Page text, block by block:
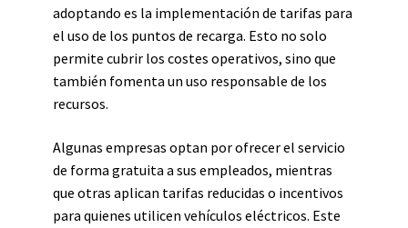
adoptando es la implementación de tarifas para
el uso de los puntos de recarga. Esto no solo
permite cubrir los costes operativos, sino que
también fomenta un uso responsable de los
recursos.
Algunas empresas optan por ofrecer el servicio
de forma gratuita a sus empleados, mientras
que otras aplican tarifas reducidas o incentivos
para quienes utilicen vehículos eléctricos. Este